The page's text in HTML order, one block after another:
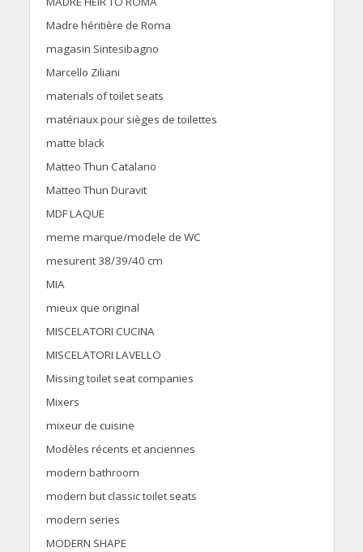
Madre héritière de Roma
magasin Sintesibagno
Marcello Ziliani
materials of toilet seats
matériaux pour sièges de toilettes
matte black
Matteo Thun Catalano
Matteo Thun Duravit
MDF LAQUE
meme marque/modele de WC
mesurent 38/39/40 cm
MIA
mieux que original
MISCELATORI CUCINA
MISCELATORI LAVELLO
Missing toilet seat companies
Mixers
mixeur de cuisine
Modèles récents et anciennes
modern bathroom
modern but classic toilet seats
modern series
MODERN SHAPE